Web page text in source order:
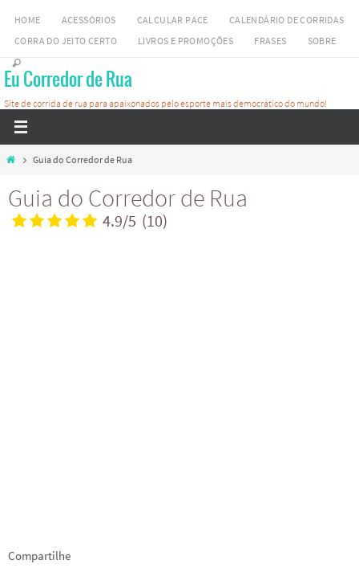
Skip
content
HOME ACESSÓRIOS CALCULAR PACE
CALENDÁRIO DE CORRIDAS
CORRA DO JEITO CERTO
LIVROS E PROMOÇÕES FRASES SOBRE
Eu Corredor de Rua
Site de corrida de rua para apaixonados pelo esporte mais democrático do mundo!
HomeGuia do Corredor de Rua
Guia do Corredor de Rua
4.9/5 (10)
Compartilhe